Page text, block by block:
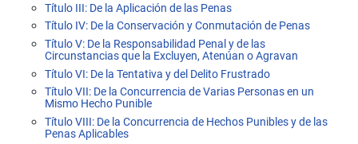
Título III: De la Aplicación de las Penas
Título IV: De la Conservación y Conmutación de Penas
Título V: De la Responsabilidad Penal y de las
Circunstancias que la Excluyen, Atenúan o Agravan
Título VI: De la Tentativa y del Delito Frustrado
Título VII: De la Concurrencia de Varias Personas en un
Mismo Hecho Punible
Título VIII: De la Concurrencia de Hechos Punibles y de las
Penas Aplicables